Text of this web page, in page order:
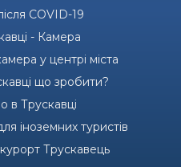
COVID-19
- Камера
у центрі міста
що зробити?
в Трускавці
іноземних туристів
Трускавець